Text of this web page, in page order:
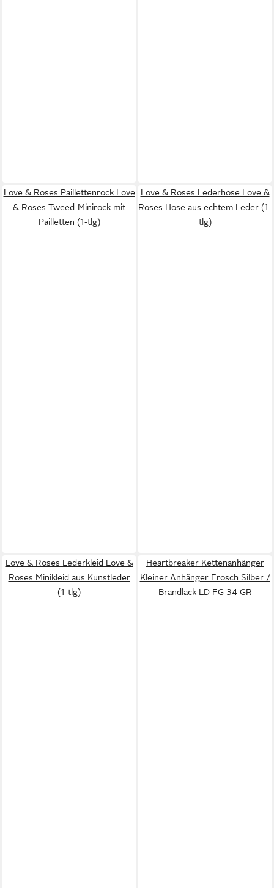
Love & Roses Paillettenrock Love
& Roses Tweed-Minirock mit
Pailletten (1-tlg)
Love & Roses Lederhose Love &
Roses Hose aus echtem Leder (1-
tlg)
Love & Roses Lederkleid Love &
Roses Minikleid aus Kunstleder
(1-tlg)
Heartbreaker Kettenanhänger
Kleiner Anhänger Frosch Silber /
Brandlack LD FG 34 GR